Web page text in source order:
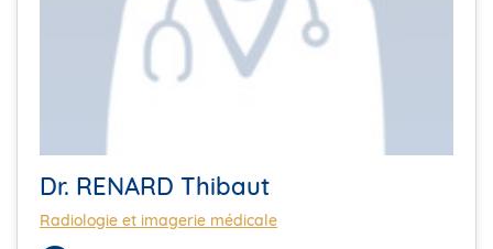
Dr. RENARD Thibaut
Radiologie et imagerie médicale